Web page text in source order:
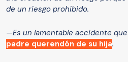
de un riesgo prohibido.
—Es un lamentable accidente
padre querendón de su hija.